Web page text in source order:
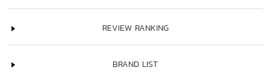
REVIEW RANKING
BRAND LIST